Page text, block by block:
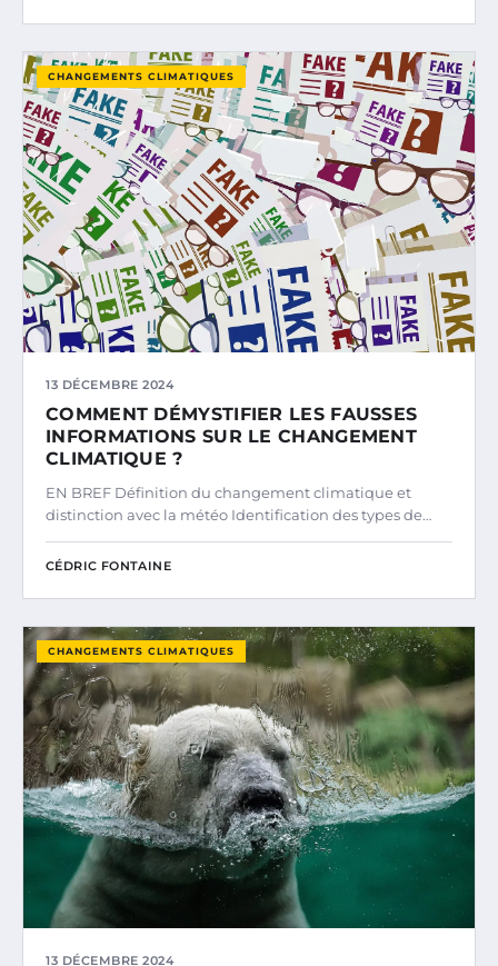
CHANGEMENTS CLIMATIQUES
13 DÉCEMBRE 2024
COMMENT DÉMYSTIFIER LES FAUSSES
INFORMATIONS SUR LE CHANGEMENT
CLIMATIQUE ?
EN BREF Définition du changement climatique et
distinction avec la météo Identification des types de…
CÉDRIC FONTAINE
CHANGEMENTS CLIMATIQUES
13 DÉCEMBRE 2024